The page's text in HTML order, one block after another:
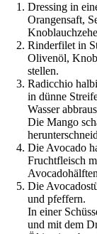
Dressing in
Orangensaft,
Rinderfilet in
Olivenöl,
stellen.
Radicchio
in dünne
Wasser
Die Mango
Die Avocado
Fruchtfleisch
Die
und pfeffern.
In einer
und mit dem